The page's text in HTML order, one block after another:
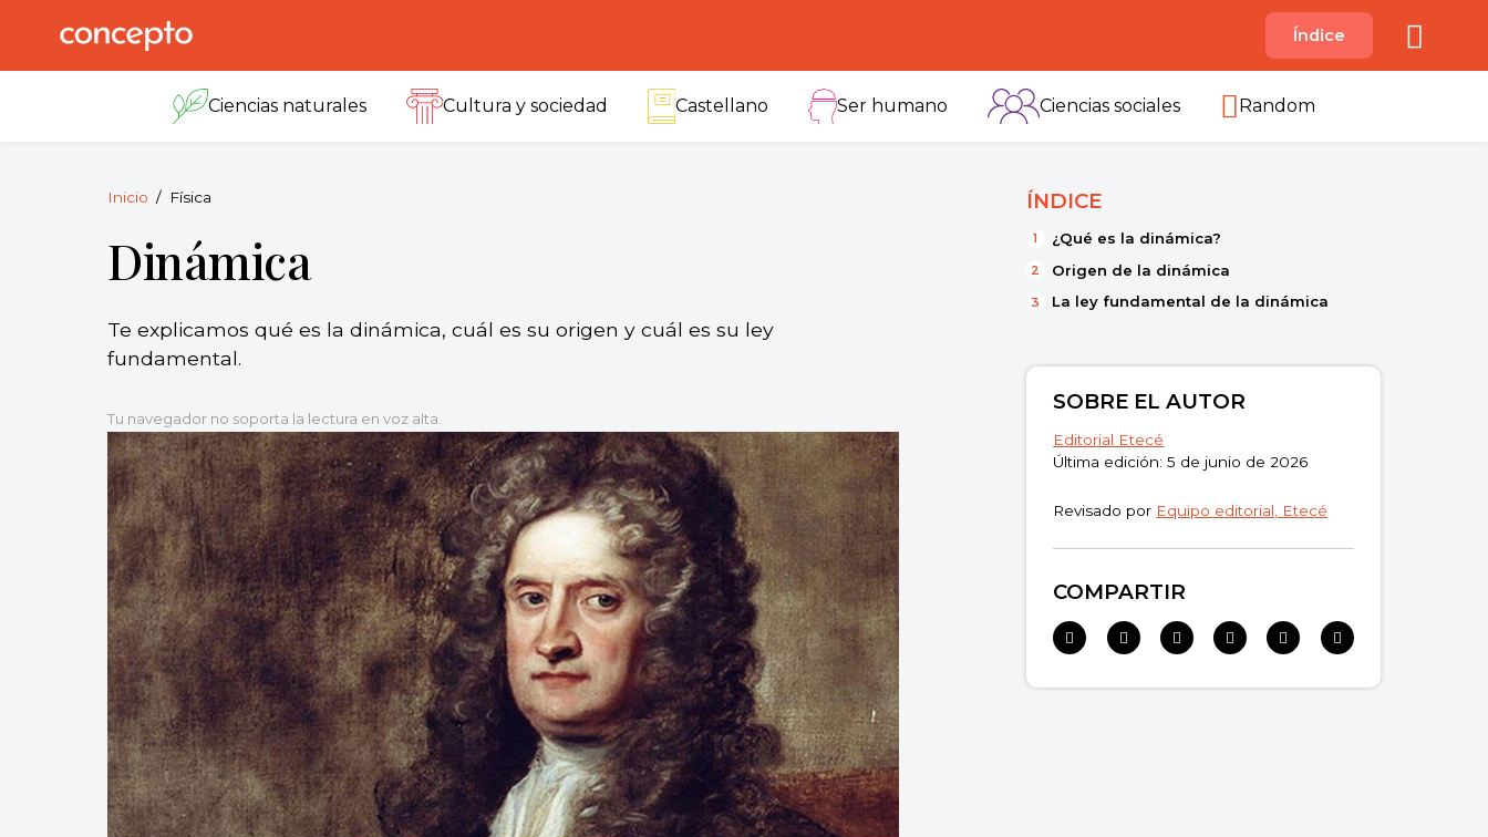
reservados.
B C
Índice
Ciencias naturales Cultura y sociedad Castellano Ser humano Ciencias sociales Random
Inicio Física
Dinámica
Te explicamos qué es la dinámica, cuál es su origen y cuál es su ley
fundamental.
Tu navegador no soporta la lectura en voz alta.
ÍNDICE
¿Qué es la dinámica?
Origen de la dinámica
La ley fundamental de la dinámica
SOBRE EL AUTOR
Editorial Etecé
Última edición: 5 de junio de 2026
Revisado por Equipo editorial, Etecé
COMPARTIR